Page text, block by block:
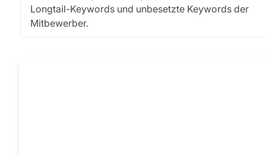
Longtail-Keywords und unbesetzte Keywords der
Mitbewerber.